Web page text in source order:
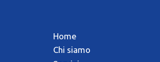
Home
Chi siamo